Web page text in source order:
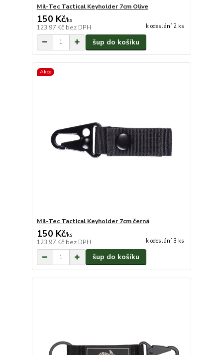
Mil-Tec Tactical Keyholder 7cm Olive
150 Kč/ks
123,97 Kč bez DPH k odeslání 2 ks
šup do košíku
Akce
Mil-Tec Tactical Keyholder 7cm černá
150 Kč/ks
123,97 Kč bez DPH k odeslání 3 ks
šup do košíku